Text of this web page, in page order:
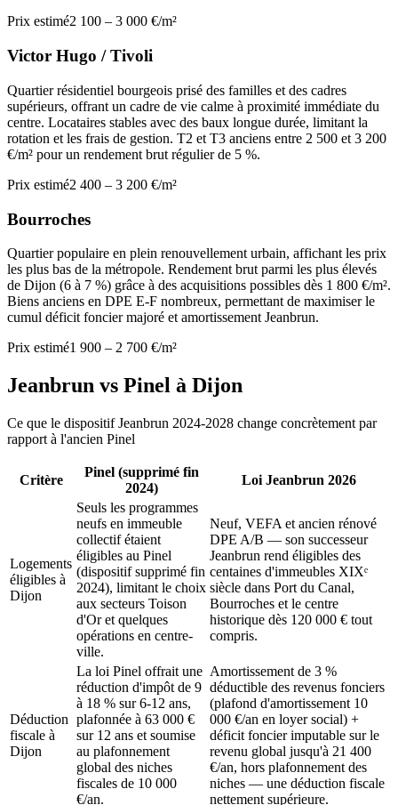
Prix estimé2 100 – 3 000 €/m²
Victor Hugo / Tivoli
Quartier résidentiel bourgeois prisé des familles et des cadres
supérieurs, offrant un cadre de vie calme à proximité immédiate du
centre. Locataires stables avec des baux longue durée, limitant la
rotation et les frais de gestion. T2 et T3 anciens entre 2 500 et 3 200
€/m² pour un rendement brut régulier de 5 %.
Prix estimé2 400 – 3 200 €/m²
Bourroches
Quartier populaire en plein renouvellement urbain, affichant les prix
les plus bas de la métropole. Rendement brut parmi les plus élevés
de Dijon (6 à 7 %) grâce à des acquisitions possibles dès 1 800 €/m².
Biens anciens en DPE E-F nombreux, permettant de maximiser le
cumul déficit foncier majoré et amortissement Jeanbrun.
Prix estimé1 900 – 2 700 €/m²
Jeanbrun vs Pinel à Dijon
Ce que le dispositif Jeanbrun 2024-2028 change concrètement par
rapport à l'ancien Pinel
Critère
Pinel (supprimé fin
2024)
Loi Jeanbrun 2026
Logements
éligibles à
Dijon
Seuls les programmes
neufs en immeuble
collectif étaient
éligibles au Pinel
(dispositif supprimé fin
2024), limitant le choix
aux secteurs Toison
d'Or et quelques
opérations en centre-
ville.
Neuf, VEFA et ancien rénové
DPE A/B — son successeur
Jeanbrun rend éligibles des
centaines d'immeubles XIXᵉ
siècle dans Port du Canal,
Bourroches et le centre
historique dès 120 000 € tout
compris.
Déduction
fiscale à
Dijon
La loi Pinel offrait une
réduction d'impôt de 9
à 18 % sur 6-12 ans,
plafonnée à 63 000 €
sur 12 ans et soumise
au plafonnement
global des niches
fiscales de 10 000
€/an.
Amortissement de 3 %
déductible des revenus fonciers
(plafond d'amortissement 10
000 €/an en loyer social) +
déficit foncier imputable sur le
revenu global jusqu'à 21 400
€/an, hors plafonnement des
niches — une déduction fiscale
nettement supérieure.